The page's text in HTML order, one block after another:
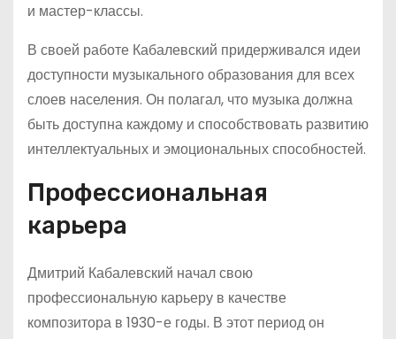
и мастер-классы.
В своей работе Кабалевский придерживался идеи
доступности музыкального образования для всех
слоев населения. Он полагал, что музыка должна
быть доступна каждому и способствовать развитию
интеллектуальных и эмоциональных способностей.
Профессиональная
карьера
Дмитрий Кабалевский начал свою
профессиональную карьеру в качестве
композитора в 1930-е годы. В этот период он